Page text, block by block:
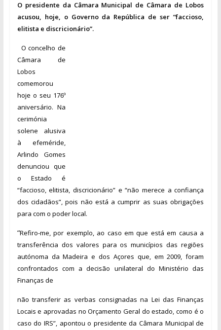
O presidente da Câmara Municipal de Câmara de Lobos
acusou, hoje, o Governo da República de ser“faccioso,
elitista e discricionário”.
O concelho de
Câmara de
Lobos
comemorou
hoje o seu 176º
aniversário. Na
cerimónia
solene alusiva
à efeméride,
Arlindo Gomes
denunciou que
o Estado é
“faccioso, elitista, discricionário” e “não merece a confiança
dos cidadãos”, pois não está a cumprir as suas obrigações
para com o poder local.
“Refiro-me, por exemplo, ao caso em que está em causa a
transferência dos valores para os municípios das regiões
autónoma da Madeira e dos Açores que, em 2009, foram
confrontados com a decisão unilateral do Ministério das
Finanças de
não transferir as verbas consignadas na Lei das Finanças
Locais e aprovadas no Orçamento Geral do estado, como é o
caso do IRS”,apontou o presidente da Câmara Municipal de